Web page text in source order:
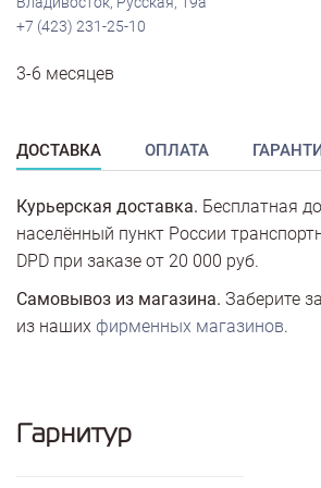
+7 (423) 231-25-10
3-6 месяцев
ДОСТАВКА ОПЛАТА
Курьерская доставка. Бесплатная
населённый пункт России
DPD при заказе от 20 000 руб.
Самовывоз из магазина. Заберите
из наших фирменных магазинов.
Гарнитур